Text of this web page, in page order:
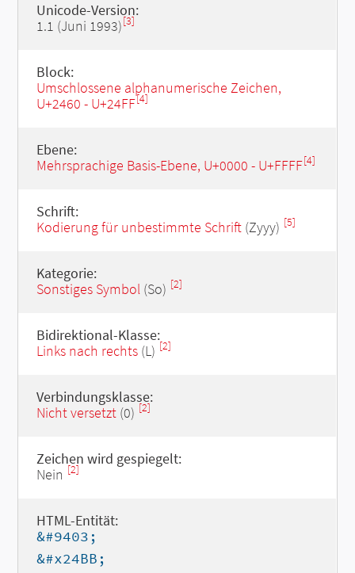
Unicode-Version:
1.1 (Juni 1993)[3]
Block:
Umschlossene alphanumerische Zeichen,
U+2460 - U+24FF[4]
Ebene:
Mehrsprachige Basis-Ebene, U+0000 - U+FFFF[4]
Schrift:
Kodierung für unbestimmte Schrift(Zyyy) [5]
Kategorie:
Sonstiges Symbol(So) [2]
Bidirektional-Klasse:
Links nach rechts(L) [2]
Verbindungsklasse:
Nicht versetzt(0) [2]
Zeichen wird gespiegelt:
Nein [2]
HTML-Entität:
&#9403;
&#x24BB;